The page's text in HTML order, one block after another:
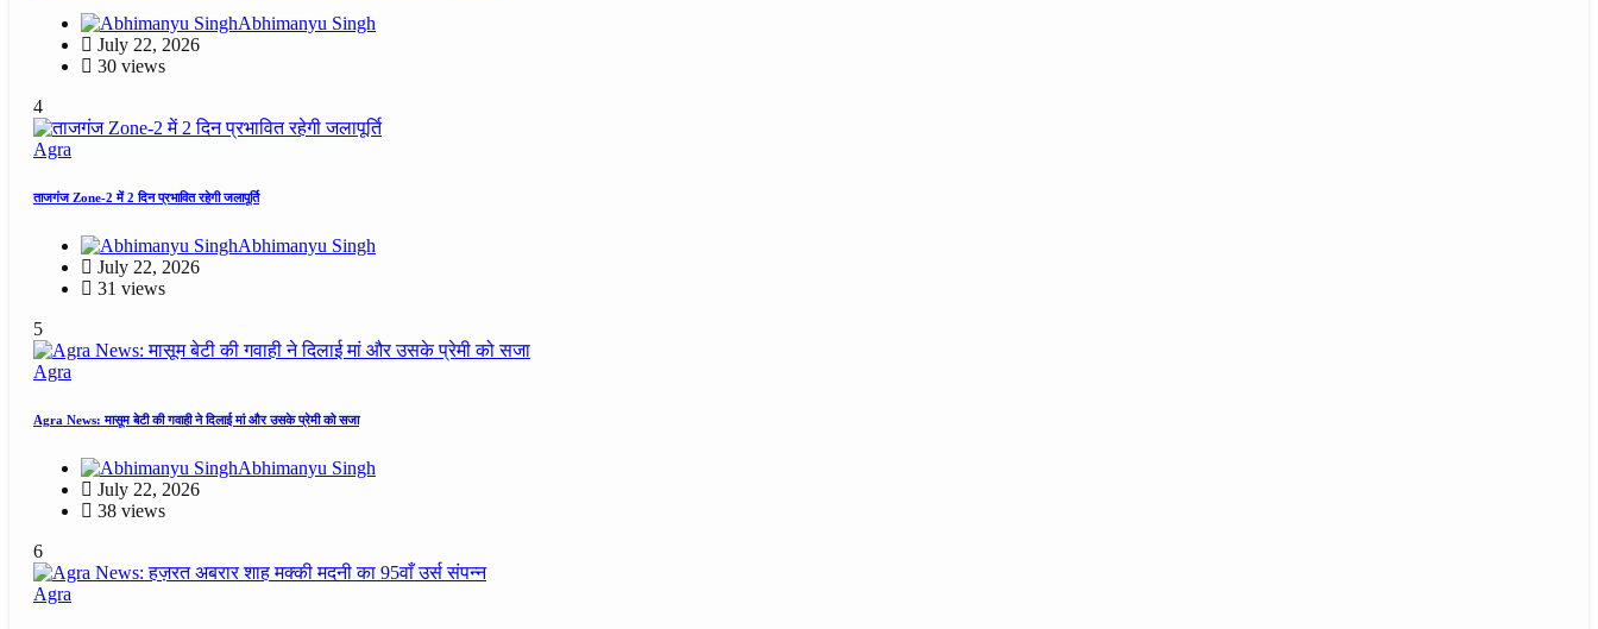
Abhimanyu Singh
July 22, 2026
30 views
4
Agra
ताजगंज Zone-2 में 2 दिन प्रभावित रहेगी जलापूर्ति
Abhimanyu Singh
July 22, 2026
31 views
5
Agra
Agra News: मासूम बेटी की गवाही ने दिलाई मां और उसके प्रेमी को सजा
Abhimanyu Singh
July 22, 2026
38 views
6
Agra